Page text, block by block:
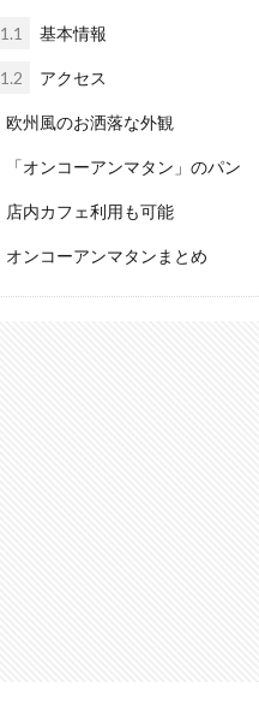
1.1 基本情報
1.2 アクセス
欧州風のお洒落な外観
「オンコーアンマタン」のパン
店内カフェ利用も可能
オンコーアンマタンまとめ